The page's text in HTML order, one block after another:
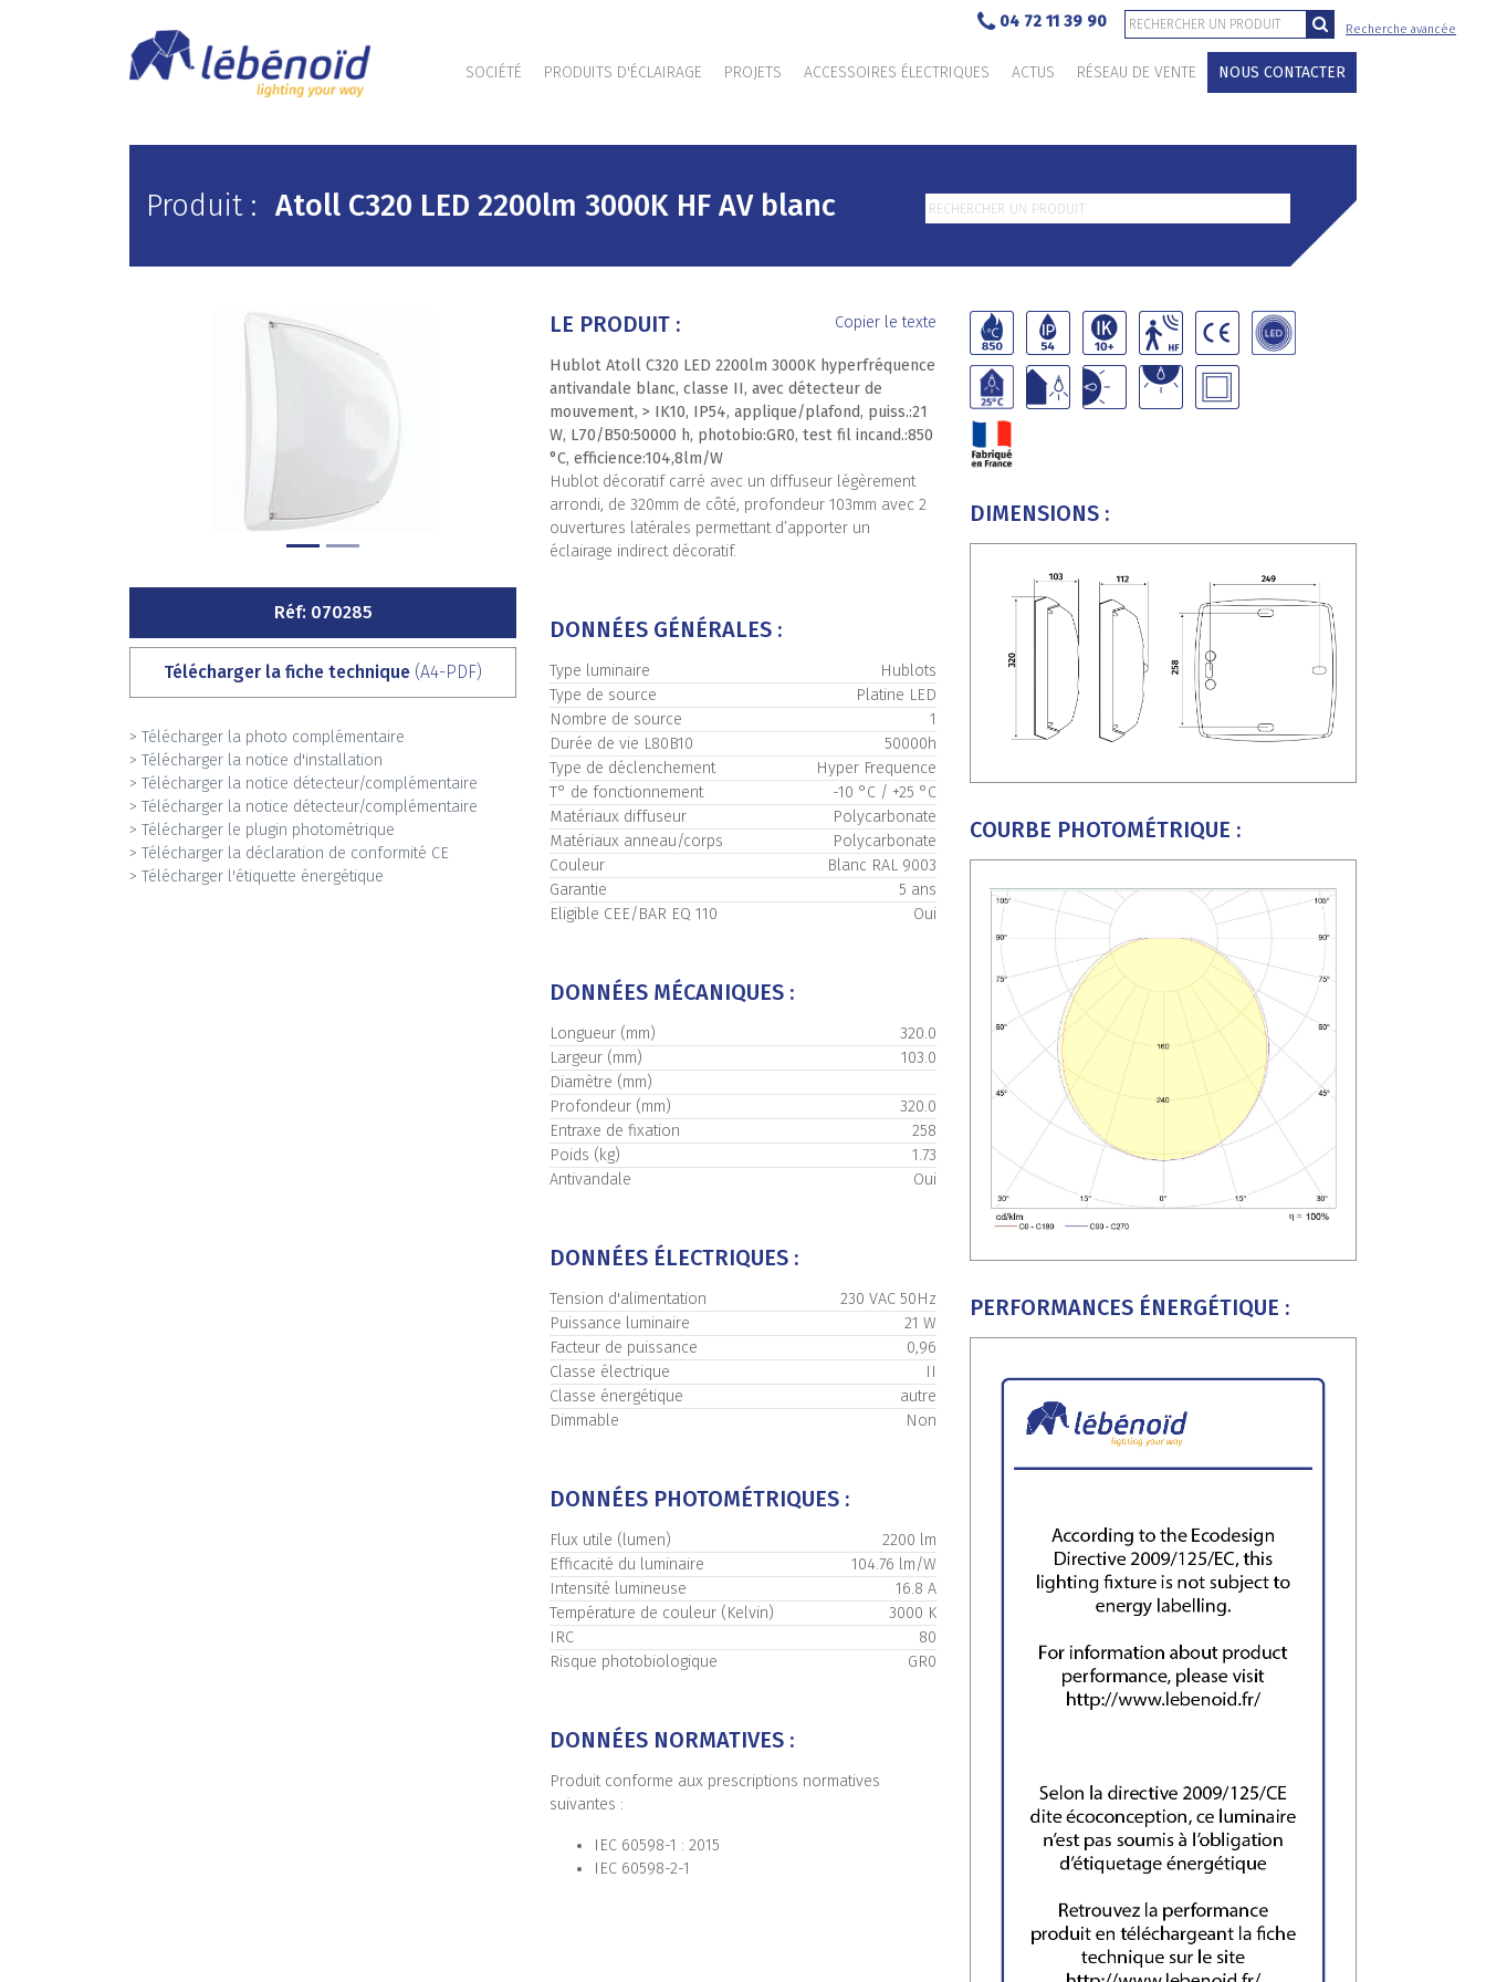
04 72 11 39 90 Recherche avancée
SOCIÉTÉ PRODUITS D'ÉCLAIRAGE PROJETS ACCESSOIRES ÉLECTRIQUES ACTUS RÉSEAU DE VENTE NOUS CONTACTER
Produit : Atoll C320 LED 2200lm 3000K HF AV blanc
Réf: 070285
Télécharger la fiche technique (A4-PDF)
> Télécharger la photo complémentaire
> Télécharger la notice d'installation
> Télécharger la notice détecteur/complémentaire
> Télécharger la notice détecteur/complémentaire
> Télécharger le plugin photométrique
> Télécharger la déclaration de conformité CE
> Télécharger l'étiquette énergétique
LE PRODUIT : Copier le texte
Hublot Atoll C320 LED 2200lm 3000K hyperfréquence
antivandale blanc, classe II, avec détecteur de
mouvement, > IK10, IP54, applique/plafond, puiss.:21
W, L70/B50:50000 h, photobio:GR0, test fil incand.:850
°C, efficience:104,8lm/W
Hublot décoratif carré avec un diffuseur légèrement
arrondi, de 320mm de côté, profondeur 103mm avec 2
ouvertures latérales permettant d’apporter un
éclairage indirect décoratif.
DONNÉES GÉNÉRALES :
Type luminaire
Hublots
Type de source
Platine LED
Nombre de source
1
Durée de vie L80B10
50000h
Type de déclenchement
Hyper Frequence
T° de fonctionnement
-10 °C / +25 °C
Matériaux diffuseur
Polycarbonate
Matériaux anneau/corps
Polycarbonate
Couleur
Blanc RAL 9003
Garantie
5 ans
Eligible CEE/BAR EQ 110
Oui
DONNÉES MÉCANIQUES :
Longueur (mm)
320.0
Largeur (mm)
103.0
Diamètre (mm)
Profondeur (mm)
320.0
Entraxe de fixation
258
Poids (kg)
1.73
Antivandale
Oui
DONNÉES ÉLECTRIQUES :
Tension d'alimentation
230 VAC 50Hz
Puissance luminaire
21 W
Facteur de puissance
0,96
Classe électrique
II
Classe énergétique
autre
Dimmable
Non
DONNÉES PHOTOMÉTRIQUES :
Flux utile (lumen)
2200 lm
Efficacité du luminaire
104.76 lm/W
Intensité lumineuse
16.8 A
Température de couleur (Kelvin)
3000 K
IRC
80
Risque photobiologique
GR0
DONNÉES NORMATIVES :
Produit conforme aux prescriptions normatives
suivantes :
IEC 60598-1 : 2015
IEC 60598-2-1
DIMENSIONS :
COURBE PHOTOMÉTRIQUE :
PERFORMANCES ÉNERGÉTIQUE :